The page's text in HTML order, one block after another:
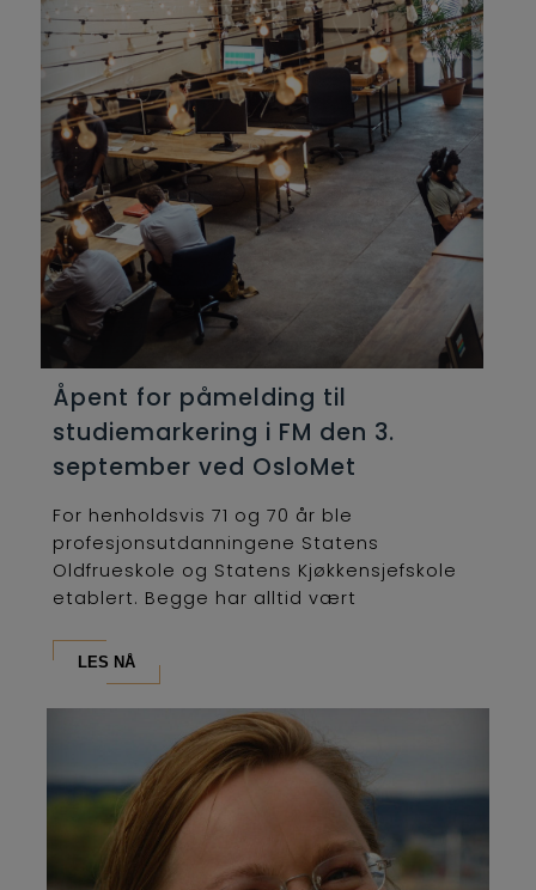
Åpent for påmelding til
studiemarkering i FM den 3.
september ved OsloMet
For henholdsvis 71 og 70 år ble
profesjonsutdanningene Statens
Oldfrueskole og Statens Kjøkkensjefskole
etablert. Begge har alltid vært
LES NÅ